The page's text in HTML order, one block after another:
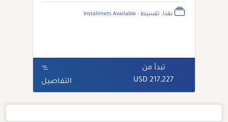
نقدا، تقسيط - Installmets Available
تبدأ من
217,227 USD
التفاصيل